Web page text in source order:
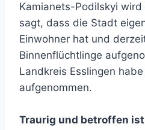
Kamianets-Podilskyi
sagt, dass die Stadt
Einwohner hat und
Binnenflüchtlinge
Landkreis Esslingen
aufgenommen.
Traurig und betroffen ist